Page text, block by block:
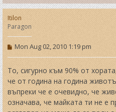
Itilon
Paragon
P
o
s
t
Mon Aug 02, 2010 1:19 pm
То, сигурно към 90% от
че от година на година
въпреки че е очевидно, че
означава, че майката ти не е